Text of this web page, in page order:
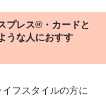
プレス®・カードと
うな人におすす
フスタイルの方に